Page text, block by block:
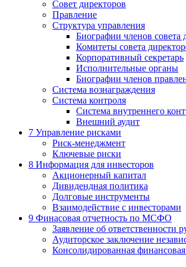
Совет директоров
Правление
Структура управления
Биографии членов совета
Комитеты совета
Корпоративный секретарь
Исполнительные органы
Биографии членов
Система вознаграждения
Система контроля
Система внутреннего
Внешний аудит
7 Управление рисками
Риск-менеджмент
Ключевые риски
8 Информация для инвесторов
Акционерный капитал
Дивидендная политика
Долговые инструменты
Взаимодействие с инвеcторами
9 Финасовая отчетность по МСФО
Заявление об ответственности
Аудиторское заключение
Консолидированная финансовая